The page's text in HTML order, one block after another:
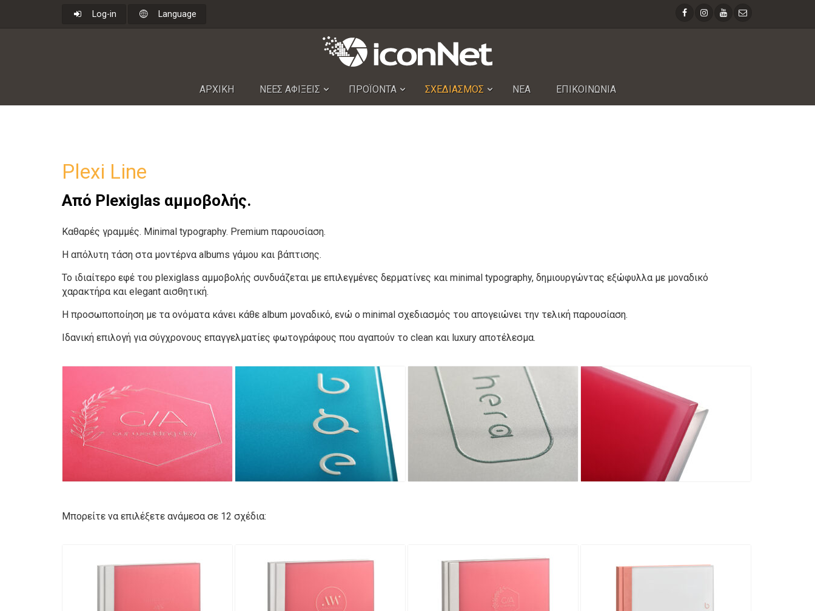
Log-in Language
ΑΡΧΙΚΗ NΕΕΣ ΑΦΙΞΕΙΣ ΠΡΟΪΟΝΤΑ ΣΧΕΔΙΑΣΜΟΣ ΝΕΑ ΕΠΙΚΟΙΝΩΝΙΑ
Plexi Line
Από Plexiglas αμμοβολής.
Καθαρές γραμμές. Minimal typography. Premium παρουσίαση.
Η απόλυτη τάση στα μοντέρνα albums γάμου και βάπτισης.
Το ιδιαίτερο εφέ του plexiglass αμμοβολής συνδυάζεται με επιλεγμένες δερματίνες και minimal typography, δημιουργώντας εξώφυλλα με μοναδικό
χαρακτήρα και elegant αισθητική.
Η προσωποποίηση με τα ονόματα κάνει κάθε album μοναδικό, ενώ ο minimal σχεδιασμός του απογειώνει την τελική παρουσίαση.
Ιδανική επιλογή για σύγχρονους επαγγελματίες φωτογράφους που αγαπούν το clean και luxury αποτέλεσμα.
Μπορείτε να επιλέξετε ανάμεσα σε 12 σχέδια: